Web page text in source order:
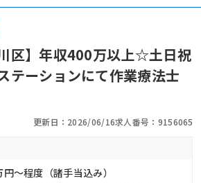
区】年収400万以上☆土日祝
テーションにて作業療法士
更新日：2026/06/16求人番号：9156065
〜程度（諸手当込み）